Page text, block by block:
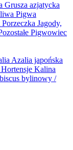
Grusza azjatycka
Pigwa
Porzeczka Jagody,
Pigwowiec
Azalia japońska
Hortensje Kalina
bylinowy /